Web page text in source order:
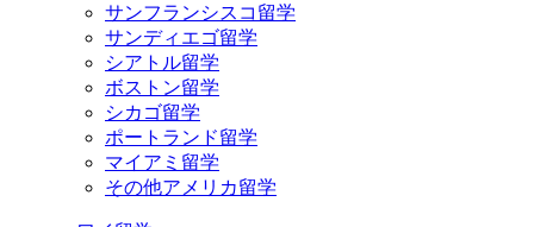
サンフランシスコ留学
サンディエゴ留学
シアトル留学
ボストン留学
シカゴ留学
ポートランド留学
マイアミ留学
その他アメリカ留学